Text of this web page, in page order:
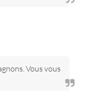
Vous vous